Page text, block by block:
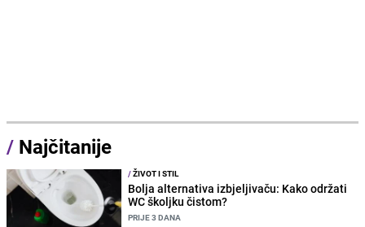
/ Najčitanije
/ŽIVOT I STIL
Bolja alternativa izbjeljivaču: Kako održati
WC školjku čistom?
PRIJE 3 DANA